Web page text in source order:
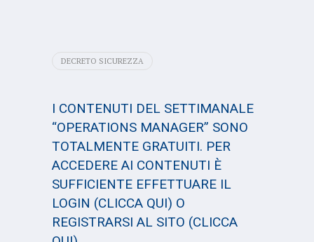
DECRETO SICUREZZA
I CONTENUTI DEL SETTIMANALE
“OPERATIONS MANAGER” SONO
TOTALMENTE GRATUITI. PER
ACCEDERE AI CONTENUTI È
SUFFICIENTE EFFETTUARE IL
LOGIN (CLICCA QUI) O
REGISTRARSI AL SITO (CLICCA